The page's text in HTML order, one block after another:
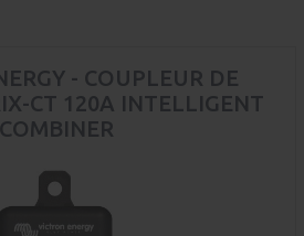
- COUPLEUR DE
CT 120A INTELLIGENT
COMBINER